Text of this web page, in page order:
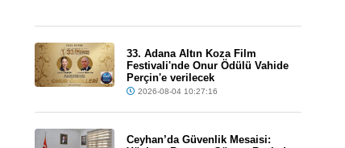
33. Adana Altın Koza Film
Festivali'nde Onur Ödülü Vahide
Perçin'e verilecek
2026-08-04 10:27:16
Ceyhan’da Güvenlik Mesaisi: